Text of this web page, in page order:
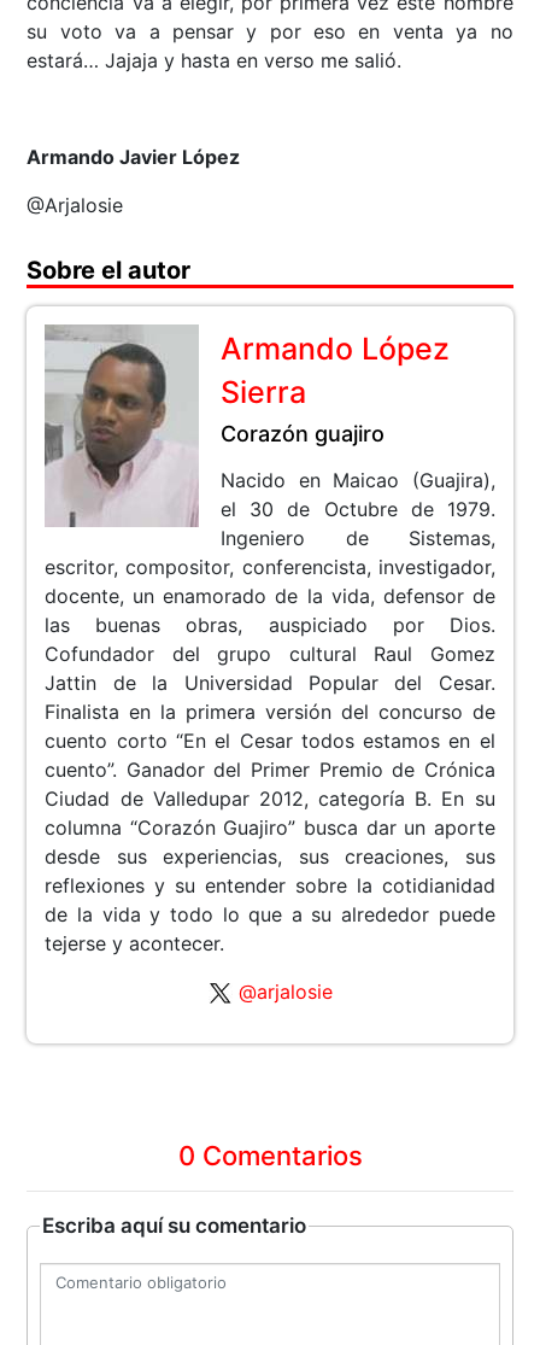
su voto va a pensar y por eso en venta ya no
estará… Jajaja y hasta en verso me salió.
Armando Javier López
@Arjalosie
Sobre el autor
Armando López
Sierra
Corazón guajiro
Nacido en Maicao (Guajira),
el 30 de Octubre de 1979.
Ingeniero de Sistemas,
escritor, compositor, conferencista, investigador,
docente, un enamorado de la vida, defensor de
las buenas obras, auspiciado por Dios.
Cofundador del grupo cultural Raul Gomez
Jattin de la Universidad Popular del Cesar.
Finalista en la primera versión del concurso de
cuento corto “En el Cesar todos estamos en el
cuento”. Ganador del Primer Premio de Crónica
Ciudad de Valledupar 2012, categoría B. En su
columna “Corazón Guajiro” busca dar un aporte
desde sus experiencias, sus creaciones, sus
reflexiones y su entender sobre la cotidianidad
de la vida y todo lo que a su alrededor puede
tejerse y acontecer.
@arjalosie
0 Comentarios
Escriba aquí su comentario